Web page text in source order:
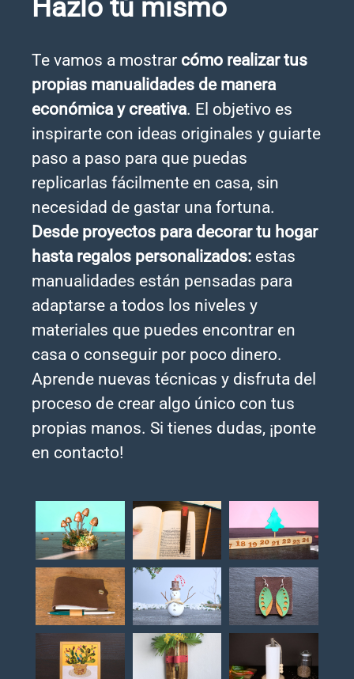
Hazlo tú mismo
Te vamos a mostrar cómo realizar tus
propias manualidades de manera
económica y creativa. El objetivo es
inspirarte con ideas originales y guiarte
paso a paso para que puedas
replicarlas fácilmente en casa, sin
necesidad de gastar una fortuna.
Desde proyectos para decorar tu hogar
hasta regalos personalizados: estas
manualidades están pensadas para
adaptarse a todos los niveles y
materiales que puedes encontrar en
casa o conseguir por poco dinero.
Aprende nuevas técnicas y disfruta del
proceso de crear algo único con tus
propias manos. Si tienes dudas, ¡ponte
en contacto!